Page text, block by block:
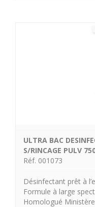
ULTRA BAC
S/RINCAGE PULV
Réf. 001073
Désinfectant prêt à
Formule à large
Homologué